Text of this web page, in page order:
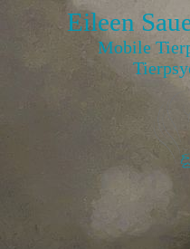
Eileen
Mobile